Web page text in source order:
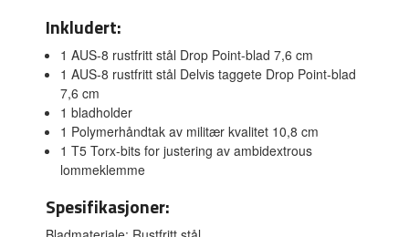
Inkludert:
1 AUS-8 rustfritt stål Drop Point-blad 7,6 cm
1 AUS-8 rustfritt stål Delvis taggete Drop Point-blad
7,6 cm
1 bladholder
1 Polymerhåndtak av militær kvalitet 10,8 cm
1 T5 Torx-bits for justering av ambidextrous
lommeklemme
Spesifikasjoner: